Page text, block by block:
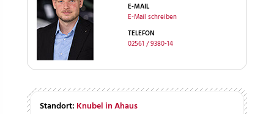
E-MAIL
E-Mail schreiben
TELEFON
02561 / 9380-14
Standort: Knubel in Ahaus